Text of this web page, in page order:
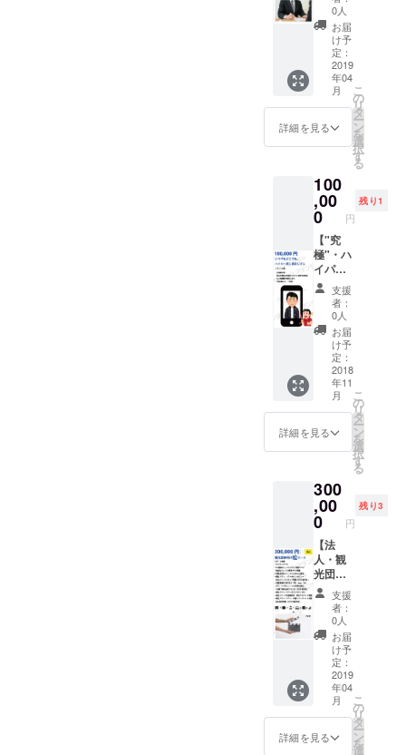
意しま
す。宣
伝やパ
ンフ
レット
などは
御社で
しま
す。
なさま
向け」
ご支援
をお願
いしま
盛り上
げてく
れる方
・乗り
気でな
い代表
の宮城
バーへ
アテン
ぼった
くりさ
れない
所が大
前提 ・
五体満
足で帰
れるお
店を紹
介して
くれる
意事
項】 ・
アテン
ド時の
費など
交遊費
お願い
します
・２丁
目よく
わから
ないの
で、お
任せし
ます
トでス
ポン
サー契
（*1）
・永続
有料会
員プラ
ン付
定）
【こん
な方に
おすす
め】 ・
「アテ
ン
ダー」
を共に
盛り上
げてく
れる企
業・団
体様 ・
地方盛
り上げ
隊、地
域活性
治体な
ど ・ア
テンド
する内
容があ
り、全
国に広
げたい
意事
項】 ・
スポン
サー期
間とし
て〜
2019/03
・
2019/04
利（過
去に
キャリ
ア、フ
リーラ
ンス、
就職な
どで登
壇オ
ファー
有） ・
人、
サービ
スの
SNSア
カウン
トで宣
伝 ・御
社プラ
ン/ツ
アーを
インタ
ビュー
しにい
きます
①フ
リー
ペー
パー掲
載（店
頭紹介
フレッ
トとし
て配
布） ②
アテン
ダー・
オウン
ドメ
ディア
（2019
年春公
開予
定）に
掲載 ・
永続有
料会員
プラン
付
（2019
ス ・サ
ンクス
メール
・PR動
画のエ
ンド
ロール /
特設
ページ
御社名&
ロゴ&簡
掲載 ・
代表、
宮城
（沖縄
出身）
を登壇
イベン
トに呼
べる権
利（過
去に
キャリ
ア、フ
リーラ
ンス、
就職な
どで登
壇オ
ファー
有） ・
人、
サービ
スの
SNSア
カウン
トで宣
伝 ・御
社プラ
ン/ツ
アーを
インタ
ビュー
しにい
きます
①フ
リー
ペー
パー掲
載（店
0人
お届
け予
定：
2019
年04
月
詳細を見る
こ
の
リ
タ
ー
ン
を
選
択
す
る
100
,00
0 円
残り1
【"究
極"・ハ
イパー
あしな
がおじ
さん向
け】 ・
圧倒的
名誉 他
のリ
ターン
は一切
不要！
という
人向け
です
なた様
の写真
を私の
スマ
フォの
待ち受
け画像
に入れ
て圧倒
的に称
えさせ
ていた
だきま
す！！
良い感
じで加
工しま
す（プ
ロマイ
支援
者：
0人
お届
け予
定：
2018
年11
月
詳細を見る
こ
の
リ
タ
ー
ン
を
選
択
す
る
300
,00
0 円
残り3
【法
人・観
光団体
向け】
松コー
ス ・サ
ンクス
メール
・PR動
画のエ
ンド
ロール /
特設
ページ
御社名&
支援
者：
0人
お届
け予
定：
2019
年04
月
詳細を見る
こ
の
リ
タ
ー
ン
を
選